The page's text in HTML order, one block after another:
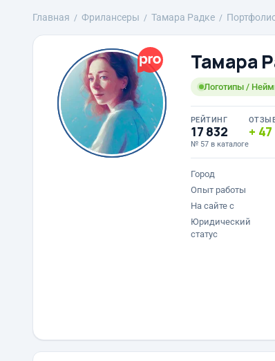
Главная Фрилансеры Тамара Радке
Тамара
Логотипы /
РЕЙТИНГ
17 832
№ 57 в каталоге
47
Город
Опыт работы
На сайте с
Юридический
статус